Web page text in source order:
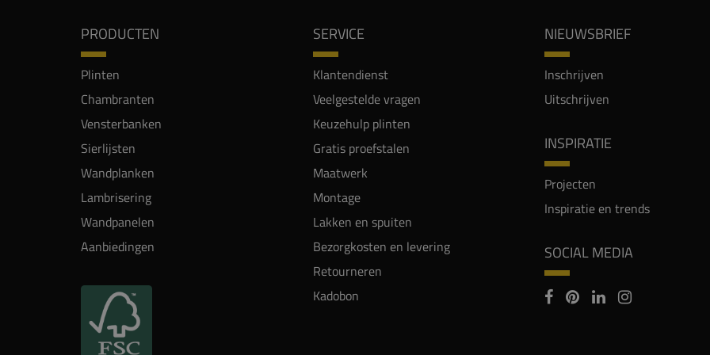
PRODUCTEN
Plinten
Chambranten
Vensterbanken
Sierlijsten
Wandplanken
Lambrisering
Wandpanelen
Aanbiedingen
SERVICE
Klantendienst
Veelgestelde vragen
Keuzehulp plinten
Gratis proefstalen
Maatwerk
Montage
Lakken en spuiten
Bezorgkosten en levering
Retourneren
Kadobon
NIEUWSBRIEF
Inschrijven
Uitschrijven
INSPIRATIE
Projecten
Inspiratie en trends
SOCIAL MEDIA